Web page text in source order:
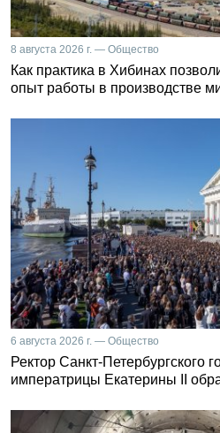
8 августа 2026 г. — Общество
Как практика в Хибинах
опыт работы в производстве
6 августа 2026 г. — Общество
Ректор Санкт-Петербургского
императрицы Екатерины II